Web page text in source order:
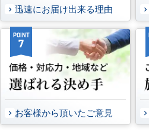
迅速にお届け出来る理由
POINT
7
お客様から頂いたご意見